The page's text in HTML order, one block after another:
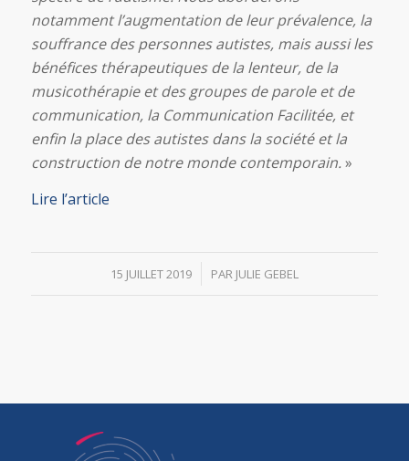
notamment l’augmentation de leur prévalence, la
souffrance des personnes autistes, mais aussi les
bénéfices thérapeutiques de la lenteur, de la
musicothérapie et des groupes de parole et de
communication, la Communication Facilitée, et
enfin la place des autistes dans la société et la
construction de notre monde contemporain. »
Lire l’article
15 JUILLET 2019
/ PAR JULIE GEBEL